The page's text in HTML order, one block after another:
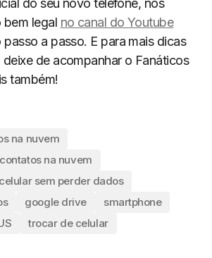
do seu novo telefone, nós
bem legal no canal do Youtube
a passo. E para mais dicas
de acompanhar o Fanáticos
também!
na nuvem
na nuvem
sem perder dados
google drive
smartphone
trocar de celular